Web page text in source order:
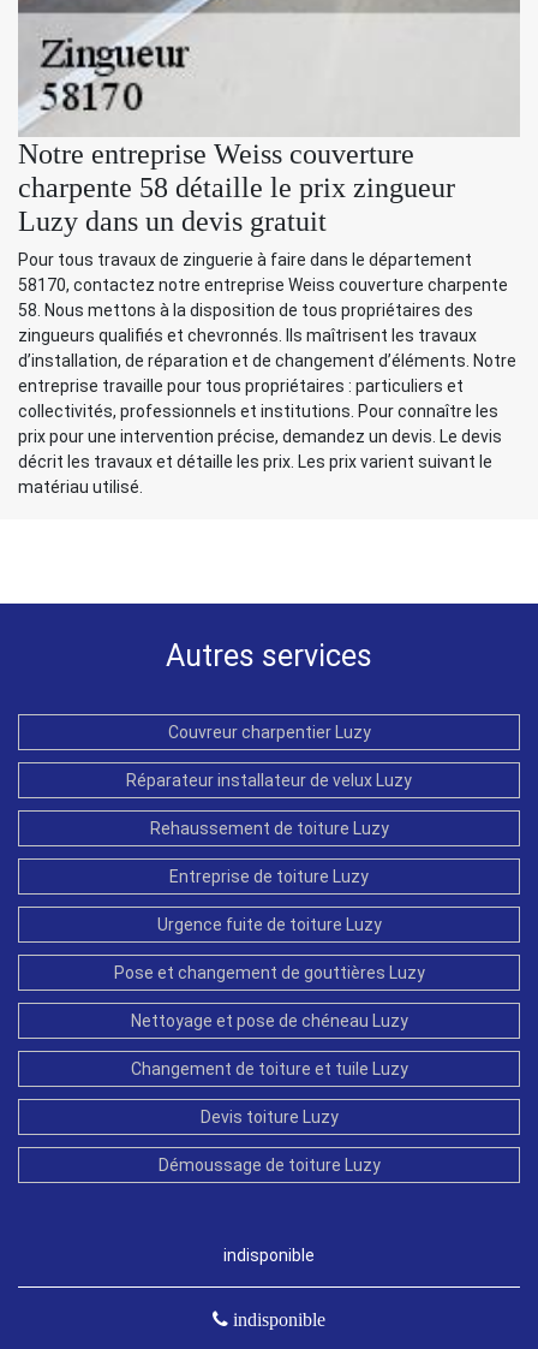
Notre entreprise Weiss couverture
charpente 58 détaille le prix zingueur
Luzy dans un devis gratuit
Pour tous travaux de zinguerie à faire dans le département
58170, contactez notre entreprise Weiss couverture charpente
58. Nous mettons à la disposition de tous propriétaires des
zingueurs qualifiés et chevronnés. Ils maîtrisent les travaux
d’installation, de réparation et de changement d’éléments. Notre
entreprise travaille pour tous propriétaires : particuliers et
collectivités, professionnels et institutions. Pour connaître les
prix pour une intervention précise, demandez un devis. Le devis
décrit les travaux et détaille les prix. Les prix varient suivant le
matériau utilisé.
Autres services
Couvreur charpentier Luzy
Réparateur installateur de velux Luzy
Rehaussement de toiture Luzy
Entreprise de toiture Luzy
Urgence fuite de toiture Luzy
Pose et changement de gouttières Luzy
Nettoyage et pose de chéneau Luzy
Changement de toiture et tuile Luzy
Devis toiture Luzy
Démoussage de toiture Luzy
indisponible
indisponible